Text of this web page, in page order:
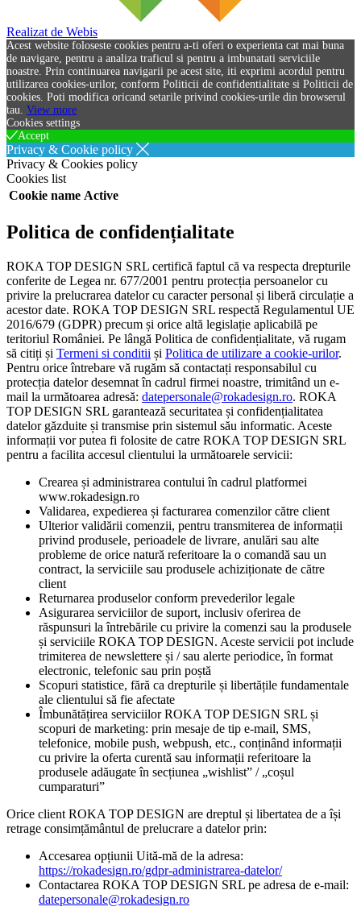
Realizat de Webis
Acest website foloseste cookies pentru a-ti oferi o experienta cat mai buna
de navigare, pentru a analiza traficul si pentru a imbunatati serviciile
noastre. Prin continuarea navigarii pe acest site, iti exprimi acordul pentru
utilizarea cookies-urilor, conform Politicii de confidentialitate si Politicii de
cookies. Poti modifica oricand setarile privind cookies-urile din browserul
tau. View more
Cookies settings
Accept
Privacy & Cookie policy
Privacy & Cookies policy
Cookies list
Cookie name Active
Politica de confidențialitate
ROKA TOP DESIGN SRL certifică faptul că va respecta drepturile
conferite de Legea nr. 677/2001 pentru protecția persoanelor cu
privire la prelucrarea datelor cu caracter personal și liberă circulație a
acestor date. ROKA TOP DESIGN SRL respectă Regulamentul UE
2016/679 (GDPR) precum și orice altă legislație aplicabilă pe
teritoriul României. Pe lângă Politica de confidențialitate, vă rugam
să citiți și Termeni si conditii și Politica de utilizare a cookie-urilor.
Pentru orice întrebare vă rugăm să contactați responsabilul cu
protecția datelor desemnat în cadrul firmei noastre, trimitând un e-
mail la următoarea adresă: datepersonale@rokadesign.ro. ROKA
TOP DESIGN SRL garantează securitatea și confidențialitatea
datelor găzduite și transmise prin sistemul său informatic. Aceste
informații vor putea fi folosite de catre ROKA TOP DESIGN SRL
pentru a facilita accesul clientului la următoarele servicii:
Crearea și administrarea contului în cadrul platformei
www.rokadesign.ro
Validarea, expedierea și facturarea comenzilor către client
Ulterior validării comenzii, pentru transmiterea de informații
privind produsele, perioadele de livrare, anulări sau alte
probleme de orice natură referitoare la o comandă sau un
contract, la serviciile sau produsele achiziționate de către
client
Returnarea produselor conform prevederilor legale
Asigurarea serviciilor de suport, inclusiv oferirea de
răspunsuri la întrebările cu privire la comenzi sau la produsele
și serviciile ROKA TOP DESIGN. Aceste servicii pot include
trimiterea de newslettere și / sau alerte periodice, în format
electronic, telefonic sau prin poștă
Scopuri statistice, fără ca drepturile și libertățile fundamentale
ale clientului să fie afectate
Îmbunătățirea serviciilor ROKA TOP DESIGN SRL și
scopuri de marketing: prin mesaje de tip e-mail, SMS,
telefonice, mobile push, webpush, etc., conținând informații
cu privire la oferta curentă sau informații referitoare la
produsele adăugate în secțiunea „wishlist” / „coșul
cumparaturi”
Orice client ROKA TOP DESIGN are dreptul și libertatea de a își
retrage consimțământul de prelucrare a datelor prin:
Accesarea opțiunii Uită-mă de la adresa:
https://rokadesign.ro/gdpr-administrarea-datelor/
Contactarea ROKA TOP DESIGN SRL pe adresa de e-mail:
datepersonale@rokadesign.ro